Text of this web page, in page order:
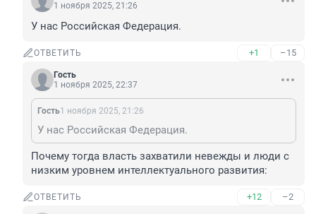
1 ноября 2025, 21:26
У нас Российская Федерация.
ОТВЕТИТЬ +1 –15
Гость
1 ноября 2025, 22:37
Гость1 ноября 2025, 21:26
У нас Российская Федерация.
Почему тогда власть захватили невежды и люди с
низким уровнем интеллектуального развития:
ОТВЕТИТЬ +12 –2